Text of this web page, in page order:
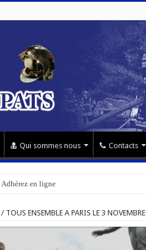
Qui sommes nous Contacts
Adhérez en ligne
/ TOUS ENSEMBLE A PARIS LE 3 NOVEMBRE